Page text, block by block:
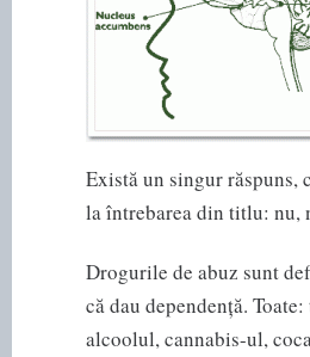
Există un singur răspuns,
la întrebarea din titlu: nu,
Drogurile de abuz sunt
că dau dependență.
alcoolul, cannabis-ul,